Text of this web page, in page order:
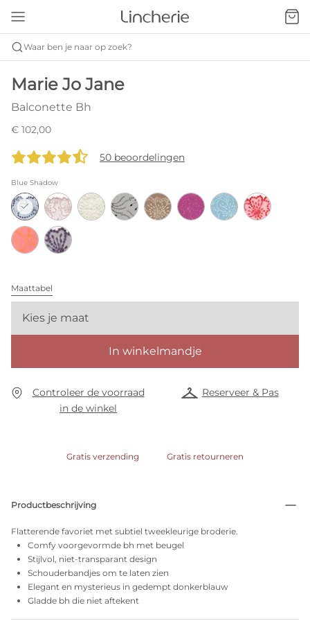
Waar ben je naar op zoek?
Marie Jo Jane
Balconette Bh
€ 102,00
50 beoordelingen
Blue Shadow
Maattabel
Kies je maat
In winkelmandje
Controleer de voorraad
in de winkel
Reserveer & Pas
Gratis verzending Gratis retourneren
Productbeschrijving
Flatterende favoriet met subtiel tweekleurige broderie.
Comfy voorgevormde bh met beugel
Stijlvol, niet-transparant design
Schouderbandjes om te laten zien
Elegant en mysterieus in gedempt donkerblauw
Gladde bh die niet aftekent